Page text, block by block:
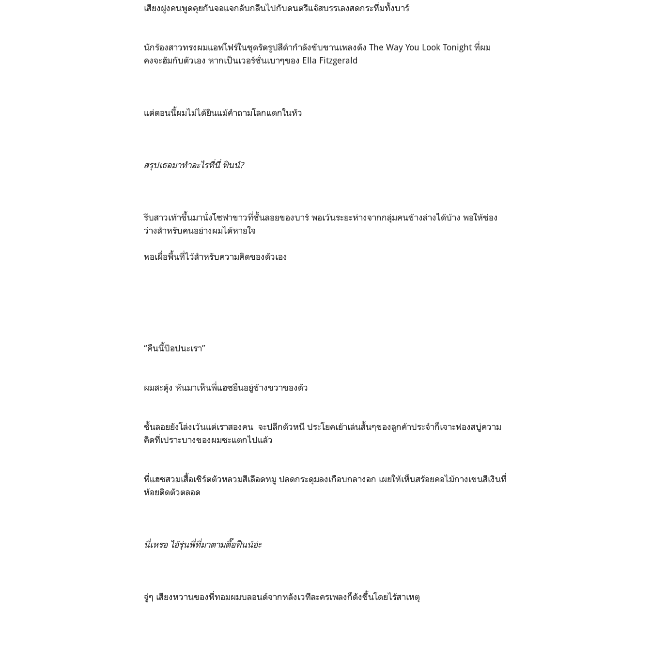
เสียงฝูงคนพูดคุยกันจอแจกลับกลืนไปกับดนตรีแจ๊สบรรเลงสดกระหึ่มทั้งบาร์
นักร้องสาวทรงผมแอฟโฟร์ในชุดรัดรูปสีดำกำลังขับขานเพลงดัง The Way You Look Tonight ที่ผม
คงจะฮัมกับตัวเอง หากเป็นเวอร์ชั่นเบาๆของ Ella Fitzgerald
แต่ตอนนี้ผมไม่ได้ยินแม้คำถามโลกแตกในหัว
สรุปเธอมาทำอะไรที่นี่ ฟินน์?
รีบสาวเท้าขึ้นมานั่งโซฟาขาวที่ชั้นลอยของบาร์ พอเว้นระยะห่างจากกลุ่มคนข้างล่างได้บ้าง พอให้ช่อง
ว่างสำหรับคนอย่างผมได้หายใจ
พอเผื่อพื้นที่ไว้สำหรับความคิดของตัวเอง
“คืนนี้ป๊อปนะเรา”
ผมสะดุ้ง หันมาเห็นพี่แฮซยืนอยู่ข้างขวาของตัว
ชั้นลอยยังโล่งเว้นแต่เราสองคน จะปลีกตัวหนี ประโยคเย้าเล่นสั้นๆของลูกค้าประจำก็เจาะฟองสบู่ความ
คิดที่เปราะบางของผมซะแตกไปแล้ว
พี่แฮซสวมเสื้อเชิร์ตตัวหลวมสีเลือดหมู ปลดกระดุมลงเกือบกลางอก เผยให้เห็นสร้อยคอไม้กางเขนสีเงินที่
ห้อยติดตัวตลอด
นี่เหรอ ไอ้รุ่นพี่ที่มาตามตื๊อฟินน์อ่ะ
จู่ๆ เสียงหวานของพี่ทอมผมบลอนด์จากหลังเวทีละครเพลงก็ดังขึ้นโดยไร้สาเหตุ